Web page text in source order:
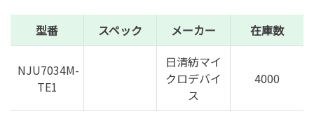
型番 スペック メーカー 在庫数
NJU7034M-
TE1
日清紡マイ
クロデバイ
ス
4000